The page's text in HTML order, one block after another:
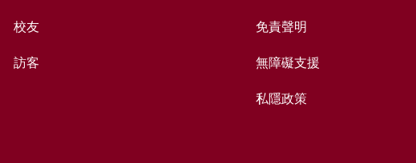
校友
訪客
免責聲明
無障礙支援
私隱政策